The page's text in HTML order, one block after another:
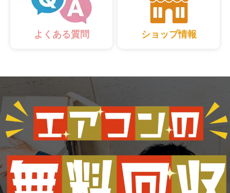
よくある質問 ショップ情報